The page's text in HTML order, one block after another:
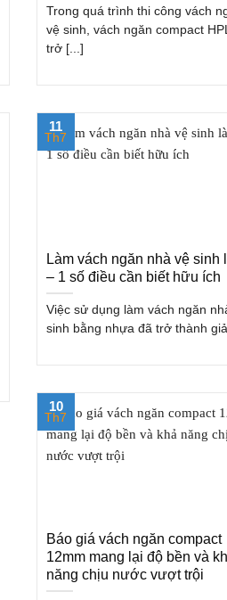
Trong quá trình thi công vách
vệ sinh, vách ngăn compact
trở [...]
Làm vách ngăn nhà vệ sinh
– 1 số điều cần biết hữu ích
Việc sử dụng làm vách ngăn
sinh bằng nhựa đã trở thành
11
Th7
Báo giá vách ngăn compact
12mm mang lại độ bền và
năng chịu nước vượt trội
10
Th7